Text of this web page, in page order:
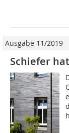
Ausgabe 11/2019
Schiefer